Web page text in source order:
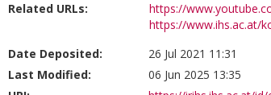
Related URLs:
https://
https://www.ihs.ac.at/
Date Deposited:
26 Jul 2021 11:31
Last Modified:
06 Jun 2025 13:35